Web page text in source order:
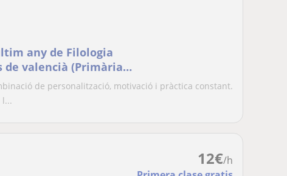
any de Filologia
de personalització, motivació i pràctica constant.
12€/h